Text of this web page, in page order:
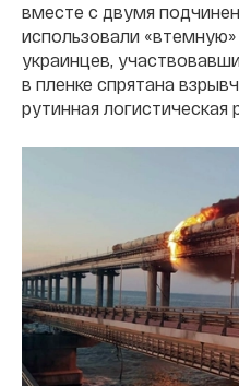
вместе с двумя
использовали
украинцев,
в пленке спрятана
рутинная логистическая